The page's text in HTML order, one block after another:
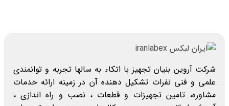
شرکت آروین بنیان تجهیز با اتکاء به سالها تجربه و توانمندی
علمی و فنی نفرات تشکیل دهنده آن در زمینه ارائه خدمات
مشاوره، تامین تجهیزات و قطعات ، نصب و راه اندازی ،